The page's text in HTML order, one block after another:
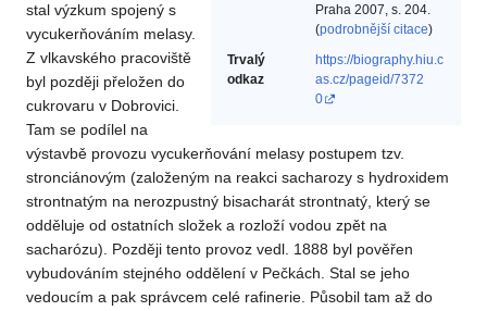
Praha 2007, s. 204.
(podrobnější citace)
Trvalý
odkaz
https://biography.hiu.c
as.cz/pageid/7372
0
stal výzkum spojený s
vycukerňováním melasy.
Z vlkavského pracoviště
byl později přeložen do
cukrovaru v Dobrovici.
Tam se podílel na
výstavbě provozu vycukerňování melasy postupem tzv.
stronciánovým (založeným na reakci sacharozy s hydroxidem
strontnatým na nerozpustný bisacharát strontnatý, který se
odděluje od ostatních složek a rozloží vodou zpět na
sacharózu). Později tento provoz vedl. 1888 byl pověřen
vybudováním stejného oddělení v Pečkách. Stal se jeho
vedoucím a pak správcem celé rafinerie. Působil tam až do